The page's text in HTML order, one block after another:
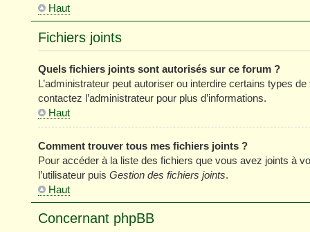
Haut
Fichiers joints
Quels fichiers joints sont autorisés sur ce forum ?
L’administrateur peut autoriser ou interdire certains types
contactez l’administrateur pour plus d’informations.
Haut
Comment trouver tous mes fichiers joints ?
Pour accéder à la liste des fichiers que vous avez joints à
l’utilisateur puis Gestion des fichiers joints.
Haut
Concernant phpBB